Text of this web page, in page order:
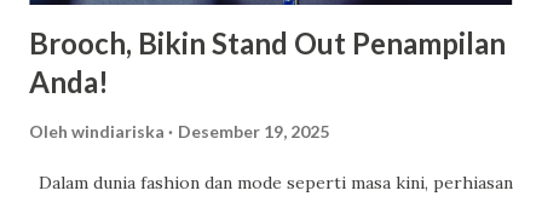
Brooch, Bikin Stand Out Penampilan
Anda!
Oleh windiariska Desember 19, 2025
Dalam dunia fashion dan mode seperti masa kini, perhiasan